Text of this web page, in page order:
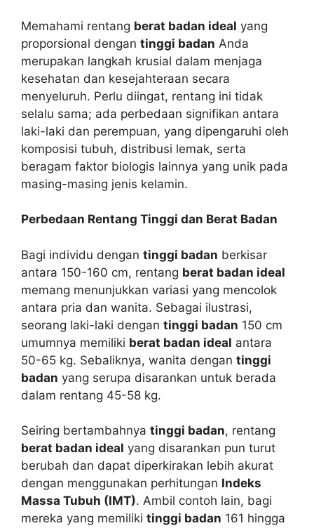
Memahami rentang berat badan ideal yang
proporsional dengan tinggi badan Anda
merupakan langkah krusial dalam menjaga
kesehatan dan kesejahteraan secara
menyeluruh. Perlu diingat, rentang ini tidak
selalu sama; ada perbedaan signifikan antara
laki-laki dan perempuan, yang dipengaruhi oleh
komposisi tubuh, distribusi lemak, serta
beragam faktor biologis lainnya yang unik pada
masing-masing jenis kelamin.
Perbedaan Rentang Tinggi dan Berat Badan
Bagi individu dengan tinggi badan berkisar
antara 150-160 cm, rentang berat badan ideal
memang menunjukkan variasi yang mencolok
antara pria dan wanita. Sebagai ilustrasi,
seorang laki-laki dengan tinggi badan 150 cm
umumnya memiliki berat badan ideal antara
50-65 kg. Sebaliknya, wanita dengan tinggi
badan yang serupa disarankan untuk berada
dalam rentang 45-58 kg.
Seiring bertambahnya tinggi badan, rentang
berat badan ideal yang disarankan pun turut
berubah dan dapat diperkirakan lebih akurat
dengan menggunakan perhitungan Indeks
Massa Tubuh (IMT). Ambil contoh lain, bagi
mereka yang memiliki tinggi badan 161 hingga